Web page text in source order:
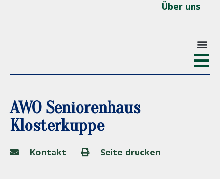
Über uns
AWO Seniorenhaus
Klosterkuppe
Kontakt Seite drucken